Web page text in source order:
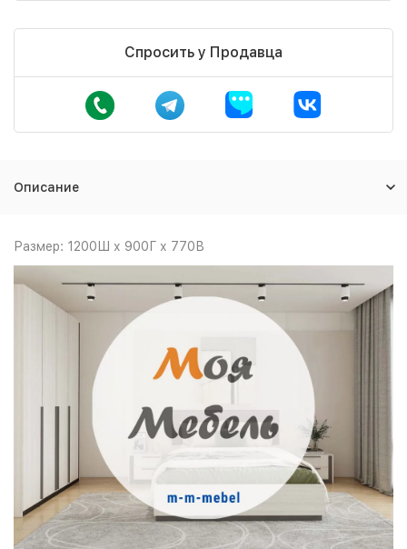
Спросить у Продавца
Описание
Размер: 1200Ш х 900Г х 770В